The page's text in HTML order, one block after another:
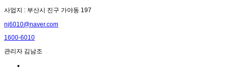
사업지 : 부산시 진구 가야동 197
nj6010@naver.com
1600-6010
관리자 김남조